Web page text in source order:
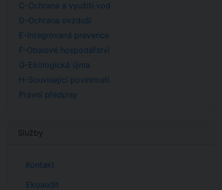
C-Ochrana a využití vod
D-Ochrana ovzduší
E-Integrovaná prevence
F-Obalové hospodářství
G-Ekologická újma
H-Související povinnosti
Právní předpisy
Služby
Kontakt
Ekoaudit